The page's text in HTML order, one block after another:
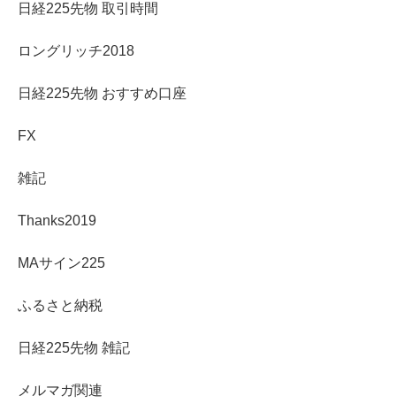
日経225先物 取引時間
ロングリッチ2018
日経225先物 おすすめ口座
FX
雑記
Thanks2019
MAサイン225
ふるさと納税
日経225先物 雑記
メルマガ関連